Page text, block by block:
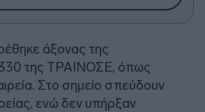
άξονας της
της ΤΡΑΙΝΟΣΕ, όπως
Στο σημείο σπεύδουν
ενώ δεν υπήρξαν